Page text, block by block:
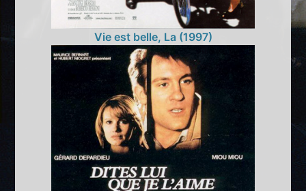
Vie est belle, La (1997)